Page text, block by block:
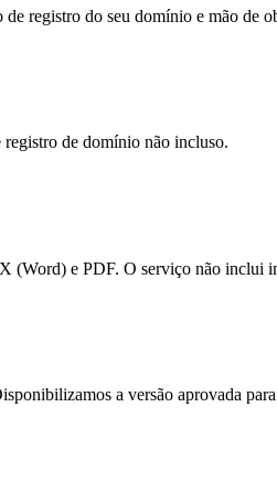
registro do seu domínio e mão de
de domínio não incluso.
(Word) e PDF. O serviço não inclui
a versão aprovada